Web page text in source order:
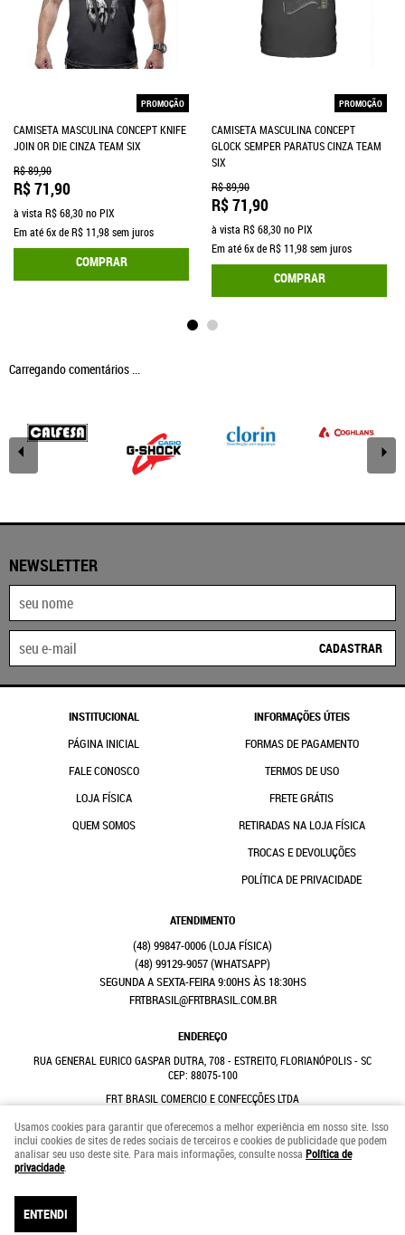
PROMOÇÃO
CAMISETA MASCULINA CONCEPT KNIFE
JOIN OR DIE CINZA TEAM SIX
R$ 89,90
R$ 71,90
à vista R$ 68,30no PIX
Em até6xdeR$ 11,98sem juros
COMPRAR
PROMOÇÃO
CAMISETA MASCULINA CONCEPT
GLOCK SEMPER PARATUS CINZA TEAM
SIX
R$ 89,90
R$ 71,90
à vista R$ 68,30no PIX
Em até6xdeR$ 11,98sem juros
COMPRAR
Carregando comentários ...
NEWSLETTER
CADASTRAR
INSTITUCIONAL
PÁGINA INICIAL
FALE CONOSCO
LOJA FÍSICA
QUEM SOMOS
INFORMAÇÕES ÚTEIS
FORMAS DE PAGAMENTO
TERMOS DE USO
FRETE GRÁTIS
RETIRADAS NA LOJA FÍSICA
TROCAS E DEVOLUÇÕES
POLÍTICA DE PRIVACIDADE
ATENDIMENTO
(48) 99847-0006
(48) 99129-9057(WHATSAPP)
SEGUNDA A SEXTA-FEIRA 9:00HS ÀS 18:30HS
FRTBRASIL@FRTBRASIL.COM.BR
ENDEREÇO
RUA GENERAL EURICO GASPAR DUTRA, 708- ESTREITO, FLORIANÓPOLIS- SC
CEP: 88075-100
FRT BRASIL COMERCIO E CONFECÇÕES LTDA
LOJA VIRTUAL CRIADA POR
Usamos cookies para garantir que oferecemos a melhor experiência em nosso site. Isso
inclui cookies de sites de redes sociais de terceiros e cookies de publicidade que podem
analisar seu uso deste site. Para mais informações, consulte nossa Política de
privacidade.
ENTENDI